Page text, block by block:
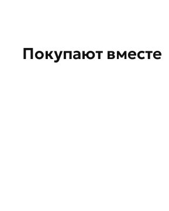
Покупают вместе